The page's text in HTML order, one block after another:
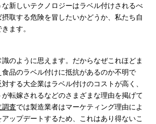
新しいテクノロジーはラベル付けされるべ
取する危険を冒したいかどうか、私たち自
ます。
のように思えます。だからなぜこれほどま
品のラベル付けに抵抗があるのか不明で
する大企業はラベル付けのコストが高く、
転嫁されるなどのさまざまな理由を掲げて
調査では製造業者はマーケティング理由によ
ップデートするため、これはあり得ないこ